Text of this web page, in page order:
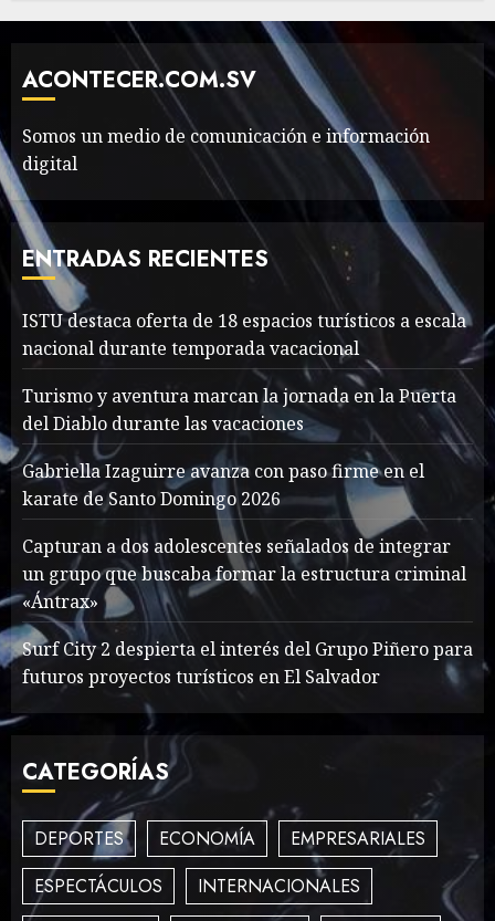
The full story of
Thailand’s extraordinary
cave rescue
MAYO 14, 2024 1002
7
Valentino Goes
Deliberately Feminine for
Fall 2018
MAYO 16, 2024 765
1
Searching for the
forgotten heroes of World
War Two
MAYO 14, 2024 860
2
What’s Scarier Than the
Sex Talk? Its About Weight
3
How To Write Award
How Many of These Italian
ACONTECER.COM.SV
Somos un medio de comunicación e información
digital
ENTRADAS RECIENTES
ISTU destaca oferta de 18 espacios turísticos a escala
nacional durante temporada vacacional
Turismo y aventura marcan la jornada en la Puerta
del Diablo durante las vacaciones
Gabriella Izaguirre avanza con paso firme en el
karate de Santo Domingo 2026
Capturan a dos adolescentes señalados de integrar
un grupo que buscaba formar la estructura criminal
«Ántrax»
Surf City 2 despierta el interés del Grupo Piñero para
futuros proyectos turísticos en El Salvador
CATEGORÍAS
DEPORTES ECONOMÍA
EMPRESARIALES
ESPECTÁCULOS
INTERNACIONALES